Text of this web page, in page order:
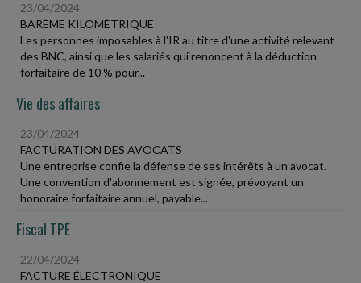
23/04/2024
BARÈME KILOMÉTRIQUE
Les personnes imposables à l'IR au titre d'une activité relevant
des BNC, ainsi que les salariés qui renoncent à la déduction
forfaitaire de 10 % pour...
Vie des affaires
23/04/2024
FACTURATION DES AVOCATS
Une entreprise confie la défense de ses intérêts à un avocat.
Une convention d'abonnement est signée, prévoyant un
honoraire forfaitaire annuel, payable...
Fiscal TPE
22/04/2024
FACTURE ÉLECTRONIQUE